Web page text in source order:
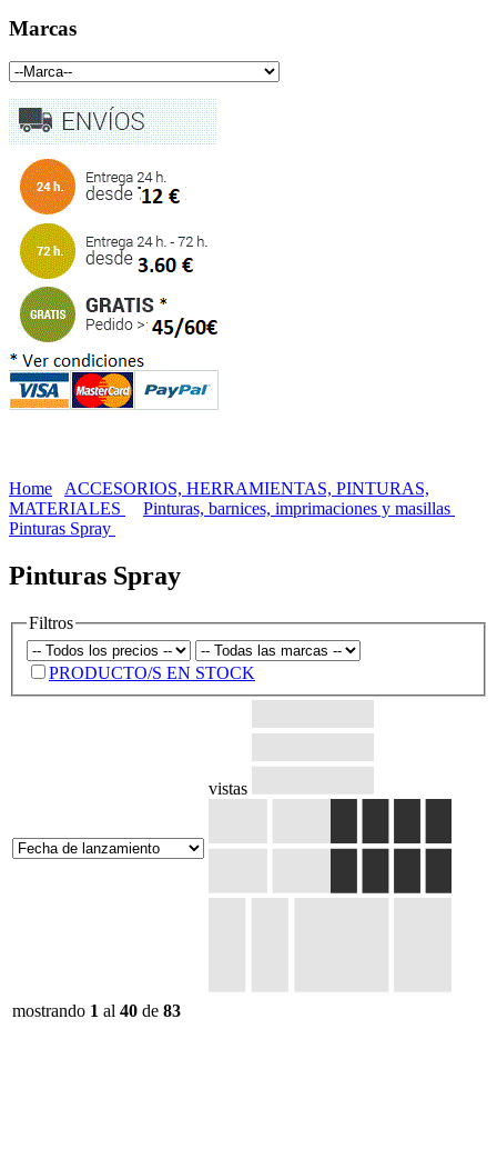
Marcas
Home
ACCESORIOS, HERRAMIENTAS, PINTURAS,
MATERIALES
Pinturas, barnices, imprimaciones y masillas
Pinturas Spray
Pinturas Spray
Filtros
PRODUCTO/S EN STOCK
vistas
mostrando 1 al 40 de 83